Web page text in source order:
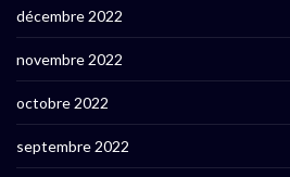
décembre 2022
novembre 2022
octobre 2022
septembre 2022